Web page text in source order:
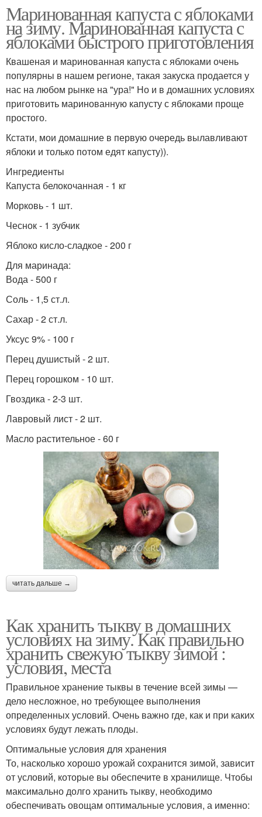
Маринованная капуста с яблоками
на зиму. Маринованная капуста с
яблоками быстрого приготовления
Квашеная и маринованная капуста с яблоками очень
популярны в нашем регионе, такая закуска продается у
нас на любом рынке на "ура!" Но и в домашних условиях
приготовить маринованную капусту с яблоками проще
простого.
Кстати, мои домашние в первую очередь вылавливают
яблоки и только потом едят капусту)).
Ингредиенты
Капуста белокочанная - 1 кг
Морковь - 1 шт.
Чеснок - 1 зубчик
Яблоко кисло-сладкое - 200 г
Для маринада:
Вода - 500 г
Соль - 1,5 ст.л.
Сахар - 2 ст.л.
Уксус 9% - 100 г
Перец душистый - 2 шт.
Перец горошком - 10 шт.
Гвоздика - 2-3 шт.
Лавровый лист - 2 шт.
Масло растительное - 60 г
читать дальше →
Как хранить тыкву в домашних
условиях на зиму. Как правильно
хранить свежую тыкву зимой :
условия, места
Правильное хранение тыквы в течение всей зимы —
дело несложное, но требующее выполнения
определенных условий. Очень важно где, как и при каких
условиях будут лежать плоды.
Оптимальные условия для хранения
То, насколько хорошо урожай сохранится зимой, зависит
от условий, которые вы обеспечите в хранилище. Чтобы
максимально долго хранить тыкву, необходимо
обеспечивать овощам оптимальные условия, а именно: